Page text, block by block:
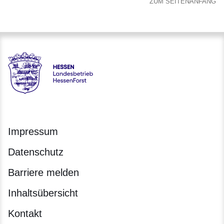
Hessen - Landesbetrieb HessenForst
Impressum
Datenschutz
Barriere melden
Inhaltsübersicht
Kontakt